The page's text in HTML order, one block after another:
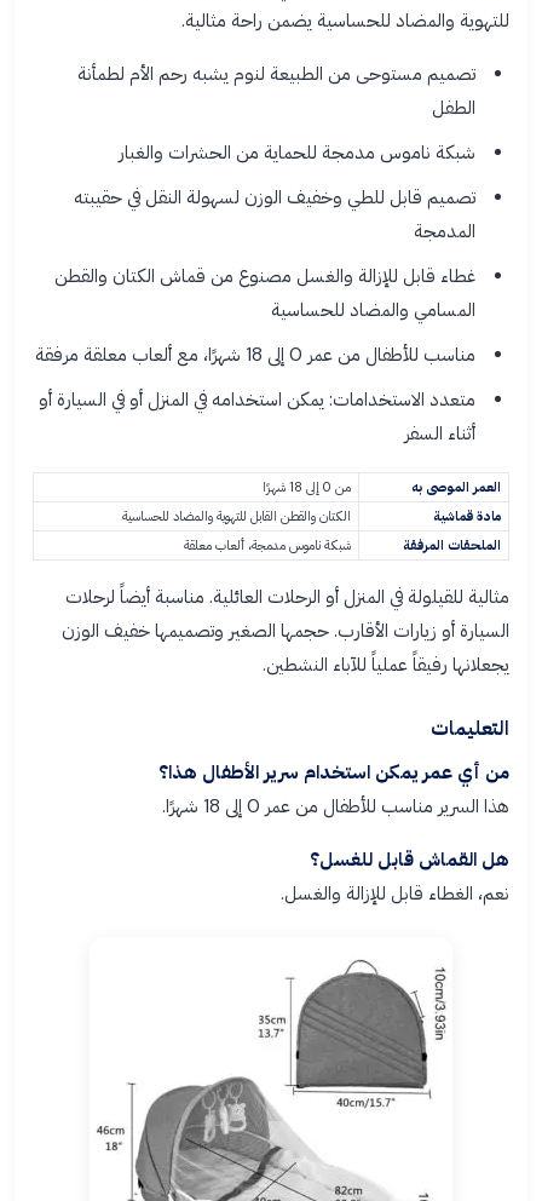
للتهوية والمضاد للحساسية يضمن راحة مثالية.
تصميم مستوحى من الطبيعة لنوم يشبه رحم الأم لطمأنة
الطفل
شبكة ناموس مدمجة للحماية من الحشرات والغبار
تصميم قابل للطي وخفيف الوزن لسهولة النقل في حقيبته
المدمجة
غطاء قابل للإزالة والغسل مصنوع من قماش الكتان والقطن
المسامي والمضاد للحساسية
مناسب للأطفال من عمر 0 إلى 18 شهرًا، مع ألعاب معلقة مرفقة
متعدد الاستخدامات: يمكن استخدامه في المنزل أو في السيارة أو
أثناء السفر
العمر الموصى به
من 0 إلى 18 شهرًا
مادة قماشية
الكتان والقطن القابل للتهوية والمضاد للحساسية
الملحقات المرفقة
شبكة ناموس مدمجة، ألعاب معلقة
مثالية للقيلولة في المنزل أو الرحلات العائلية. مناسبة أيضاً لرحلات
السيارة أو زيارات الأقارب. حجمها الصغير وتصميمها خفيف الوزن
يجعلانها رفيقاً عملياً للآباء النشطين.
التعليمات
من أي عمر يمكن استخدام سرير الأطفال هذا؟
هذا السرير مناسب للأطفال من عمر 0 إلى 18 شهرًا.
هل القماش قابل للغسل؟
نعم، الغطاء قابل للإزالة والغسل.